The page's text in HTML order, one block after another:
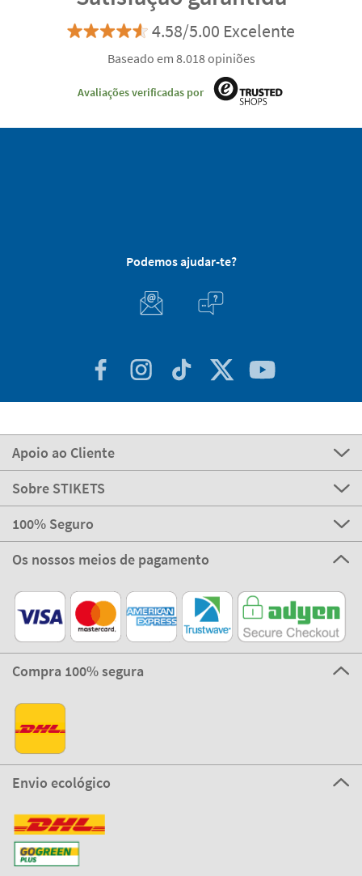
4.58/5.00 Excelente
Baseado em 8.018 opiniões
Avaliações verificadas por
Podemos ajudar-te?
Apoio ao Cliente
Sobre STIKETS
100% Seguro
Os nossos meios de pagamento
Compra 100% segura
Envio ecológico